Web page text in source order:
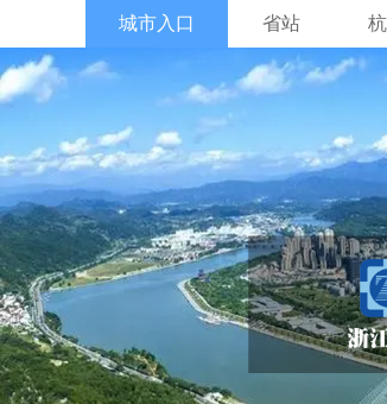
城市入口 省站